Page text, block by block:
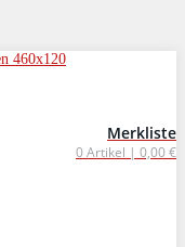
Merkliste
0Artikel | 0,00 €